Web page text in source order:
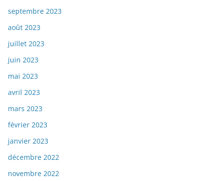
septembre 2023
août 2023
juillet 2023
juin 2023
mai 2023
avril 2023
mars 2023
février 2023
janvier 2023
décembre 2022
novembre 2022